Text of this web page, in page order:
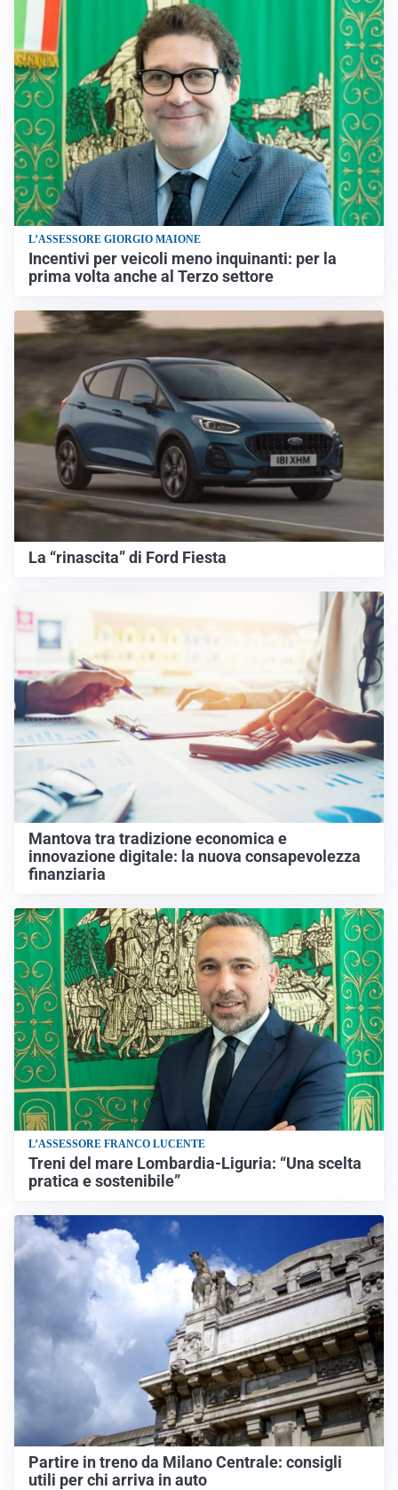
L’ASSESSORE GIORGIO MAIONE
Incentivi per veicoli meno inquinanti: per la
prima volta anche al Terzo settore
La “rinascita” di Ford Fiesta
Mantova tra tradizione economica e
innovazione digitale: la nuova consapevolezza
finanziaria
L’ASSESSORE FRANCO LUCENTE
Treni del mare Lombardia-Liguria: “Una scelta
pratica e sostenibile”
Partire in treno da Milano Centrale: consigli
utili per chi arriva in auto